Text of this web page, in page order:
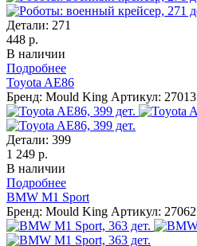
Детали: 271
448 р.
В наличии
Подробнее
Toyota AE86
Бренд: Mould King Артикул: 27013
Детали: 399
1 249 р.
В наличии
Подробнее
BMW M1 Sport
Бренд: Mould King Артикул: 27062